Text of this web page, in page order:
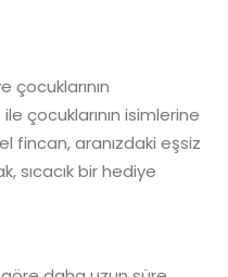
çocuklarının
çocuklarının isimlerine
fincan, aranızdaki eşsiz
sıcacık bir hediye